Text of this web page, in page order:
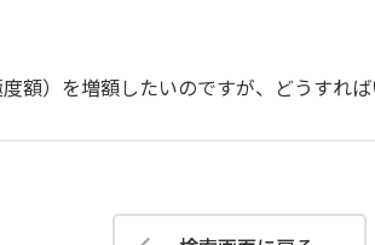
額）を増額したいのですが、どうすれば